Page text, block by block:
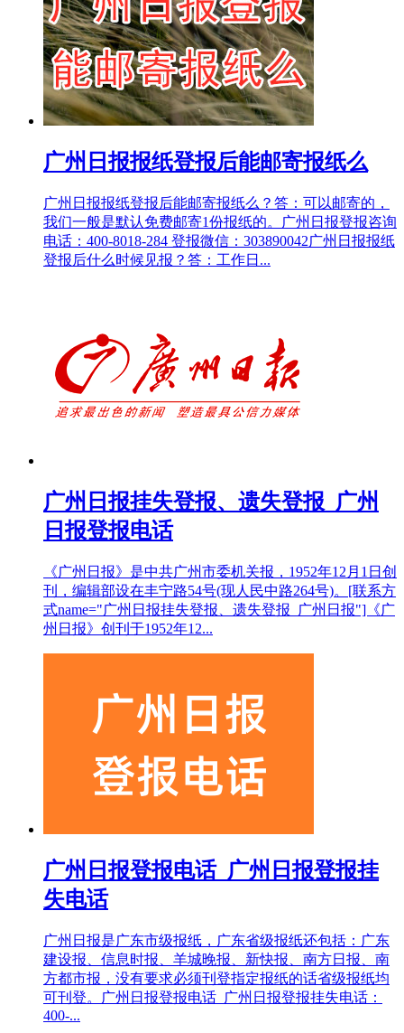
广州日报报纸登报后能邮寄报纸么
广州日报报纸登报后能邮寄报纸么？答：可以邮寄的，
我们一般是默认免费邮寄1份报纸的。广州日报登报咨询
电话：400-8018-284 登报微信：303890042广州日报报纸
登报后什么时候见报？答：工作日...
广州日报挂失登报、遗失登报_广州
日报登报电话
《广州日报》是中共广州市委机关报，1952年12月1日创
刊，编辑部设在丰宁路54号(现人民中路264号)。[联系方
式name="广州日报挂失登报、遗失登报_广州日报"]《广
州日报》创刊于1952年12...
广州日报登报电话_广州日报登报挂
失电话
广州日报是广东市级报纸，广东省级报纸还包括：广东
建设报、信息时报、羊城晚报、新快报、南方日报、南
方都市报，没有要求必须刊登指定报纸的话省级报纸均
可刊登。广州日报登报电话_广州日报登报挂失电话：
400-...